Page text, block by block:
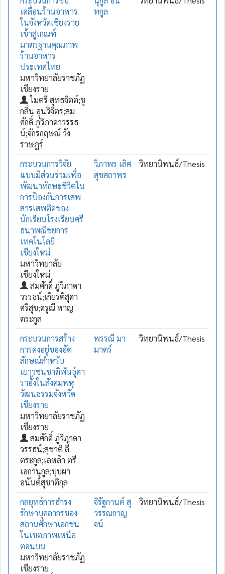
เคลื่อนร้านอาหาร
ในจังหวัดเชียงราย
เข้าสู่เกณฑ์
มาตรฐานคุณภาพ
ร้านอาหาร
ประเทศไทย
มหาวิทยาลัยราชภัฏ
เชียงราย
ไมตรี สุทธจิตต์;ชู
กลิ่น อุนวิจิตร;สม
ศักดิ์ ภู่วิภาดาวรรธ
น์;จักรกฤษณ์ วัง
ราษฎรฺ์
ทกูล
กระบวนการวิจัย
แบบมีส่วนร่วมเพื่อ
พัฒนาทักษะชีวิตใน
การป้องกันการเสพ
สารเสพติดของ
นักเรียนโรงเรียนศรี
ธนาพณิชยการ
เทคโนโลยี
เชียงใหม่
มหาวิทยาลัย
เชียงใหม่
สมศักดิ์ ภู่วิภาดา
วรรธน์;เกียรติสุดา
ศรีสุข;ดรุณี หาญ
ตระกูล
วิภาพร เลิศ
สุขสถาพร
วิทยานิพนธ์/Thesis
กระบวนการสร้าง
การคงอยู่ของอัต
ลักษณ์สำหรับ
เยาวชนชาติพันธุ์ดา
ราอั้งในสังคมพหุ
วัฒนธรรมจังหวัด
เชียงราย
มหาวิทยาลัยราชภัฏ
เชียงราย
สมศักดิ์ ภู่วิภาดา
วรรธน์;สุชาติ ลี้
ตระกูล;เลหล้า ตรี
เอกานุกูล;บุบผา
อนันต์สุชาติกุล
พรรณี มา
มาตร์
วิทยานิพนธ์/Thesis
กลยุทธ์การธำรง
รักษาบุคลากรของ
สถานศึกษาเอกชน
ในเขตภาพเหนือ
ตอนบน
มหาวิทยาลัยราชภัฏ
เชียงราย
จิรัฐกานต์ สุ
วรรณกาญ
จน์
วิทยานิพนธ์/Thesis